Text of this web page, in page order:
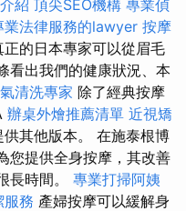
紹 頂尖SEO機構 專業偵
業法律服務的lawyer 按摩
正的日本專家可以從眉毛
看出我們的健康狀況、本
清洗專家 除了經典按摩
辦桌外燴推薦清單 近視矯
供其他版本。 在施泰根博
您提供全身按摩，其改善
長時間。 專業打掃阿姨
服務 產婦按摩可以緩解身